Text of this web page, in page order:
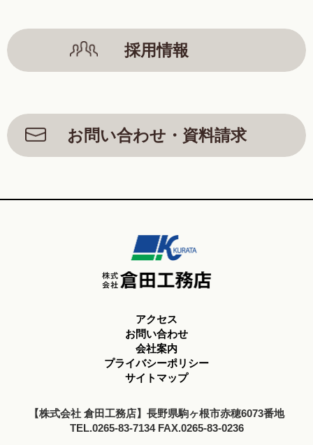
採用情報
お問い合わせ・資料請求
アクセス
お問い合わせ
会社案内
プライバシーポリシー
サイトマップ
【株式会社 倉田工務店】長野県駒ヶ根市赤穂6073番地
TEL.0265-83-7134 FAX.0265-83-0236